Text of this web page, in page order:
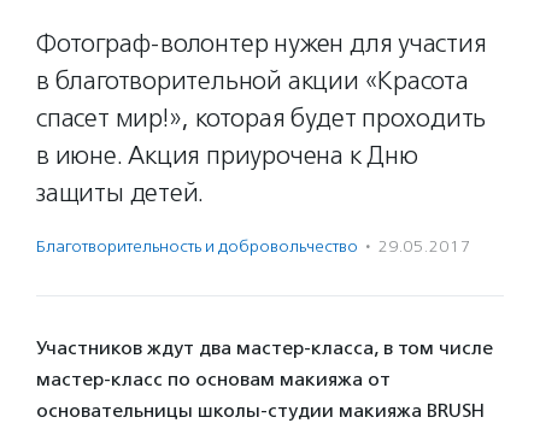
Фотограф-волонтер нужен для участия
в благотворительной акции «Красота
спасет мир!», которая будет проходить
в июне. Акция приурочена к Дню
защиты детей.
Благотвори­тель­ность и доброволь­чест­во · 29.05.2017
Участников ждут два мастер-класса, в том числе
мастер-класс по основам макияжа от
основательницы школы-студии макияжа BRUSH